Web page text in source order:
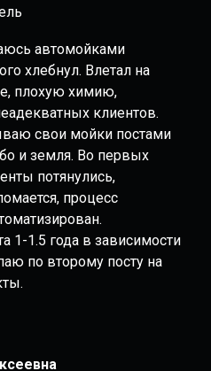
автомойками
хлебнул. Влетал на
плохую химию,
клиентов.
свои мойки постами
и земля. Во первых
потянулись,
процесс
1-1.5 года в зависимости
по второму посту на